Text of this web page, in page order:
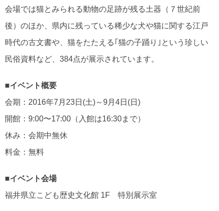
会場では猫とみられる動物の足跡が残る土器（７世紀前
後）のほか、県内に残っている稀少な犬や猫に関する江戸
時代の古文書や、猫をたたえる｢猫の子踊り｣という珍しい
民俗資料など、384点が展示されています。
■イベント概要
会期：2016年7月23日(土)～9月4日(日)
開館：9:00〜17:00（入館は16:30まで）
休み：会期中無休
料金：無料
■イベント会場
福井県立こども歴史文化館 1F 特別展示室